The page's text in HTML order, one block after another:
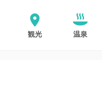
観光 温泉